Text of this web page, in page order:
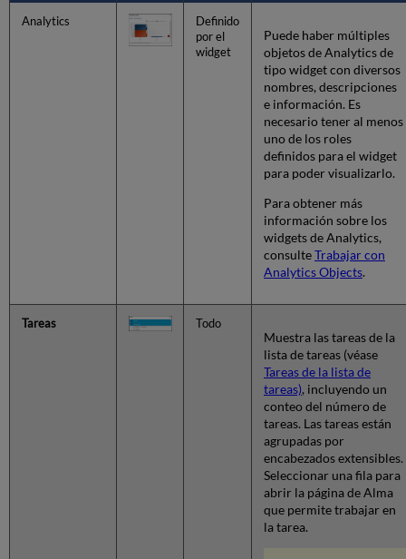
tablas
Importar
información
de
Analytics
Definido
por el
widget
Puede haber múltiples
objetos de Analytics de
tipo widget con diversos
nombres, descripciones
e información. Es
necesario tener al menos
uno de los roles
definidos para el widget
para poder visualizarlo.
Para obtener más
información sobre los
widgets de Analytics,
consulteTrabajar con
Analytics Objects.
Tareas Todo
Muestra las tareas de la
lista de tareas (véase
Tareas de la lista de
tareas), incluyendo un
conteo del número de
tareas. Las tareas están
agrupadas por
encabezados extensibles.
Seleccionar una fila para
abrir la página de Alma
que permite trabajar en
la tarea.